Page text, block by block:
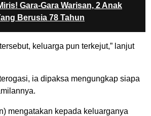
Gara-Gara Warisan, 2 Anak
Berusia 78 Tahun
keluarga pun terkejut,” lanjut
ia dipaksa mengungkap siapa
mengatakan kepada keluarganya